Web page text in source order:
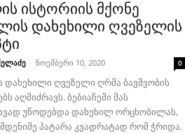
ისტორიის მქონე
დახეხილი ღვეზელის
- ნოემბერი 10, 2020 0
ღვეზელი ღრმა ბავშვობის
აღმიძრავს. ბებიაჩემი მას
უწოდებდა დახეხილ ორცხობილას,
პატარა კვადრატად რომ ჭრიდა.